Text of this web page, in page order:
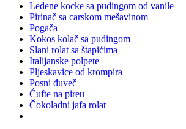
Ledene kocke sa pudingom od vanile
Pirinač sa carskom mešavinom
Pogača
Kokos kolač sa pudingom
Slani rolat sa štapićima
Italijanske polpete
Pljeskavice od krompira
Posni đuveč
Ćufte na pireu
Čokoladni jafa rolat